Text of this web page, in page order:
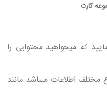
کارت
که میخواهید محتوایی را
اطلاعات میباشد مانند